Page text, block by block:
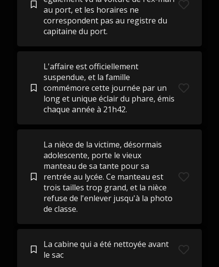
au port, et les horaires ne
correspondent pas au registre du
capitaine du port.
L'affaire est officiellement
suspendue, et la famille
commémore cette journée par un
long et unique éclair du phare, émis
chaque année à 21h42.
La nièce de la victime, désormais
adolescente, porte le vieux
manteau de sa tante pour sa
rentrée au lycée. Ce manteau est
trois tailles trop grand, et la nièce
refuse de l'enlever jusqu'à la photo
de classe.
La cabine qui a été nettoyée avant
le sac